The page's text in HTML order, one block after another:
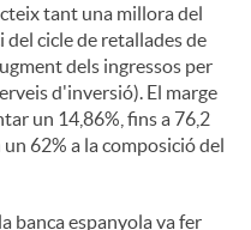
tant una millora del
cicle de retallades de
dels ingressos per
d'inversió). El marge
un 14,86%, fins a 76,2
62% a la composició del
banca espanyola va fer